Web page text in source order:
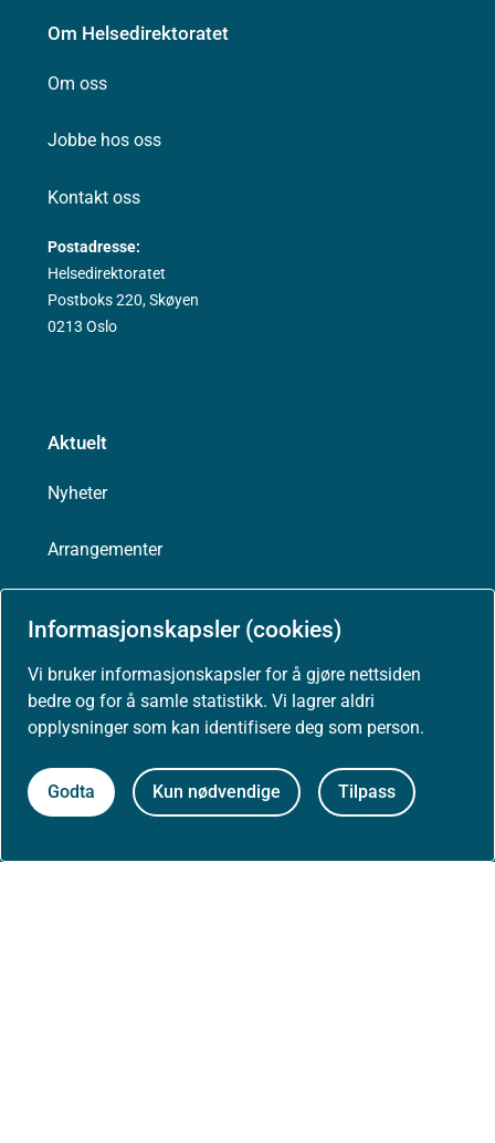
Informasjonskapsler (cookies)
Vi bruker informasjonskapsler for å gjøre nettsiden
bedre og for å samle statistikk. Vi lagrer aldri
opplysninger som kan identifisere deg som person.
Godta Kun nødvendige Tilpass
Om Helsedirektoratet
Om oss
Jobbe hos oss
Kontakt oss
Postadresse:
Helsedirektoratet
Postboks 220, Skøyen
0213 Oslo
Aktuelt
Nyheter
Arrangementer
Presse
Om nettstedet